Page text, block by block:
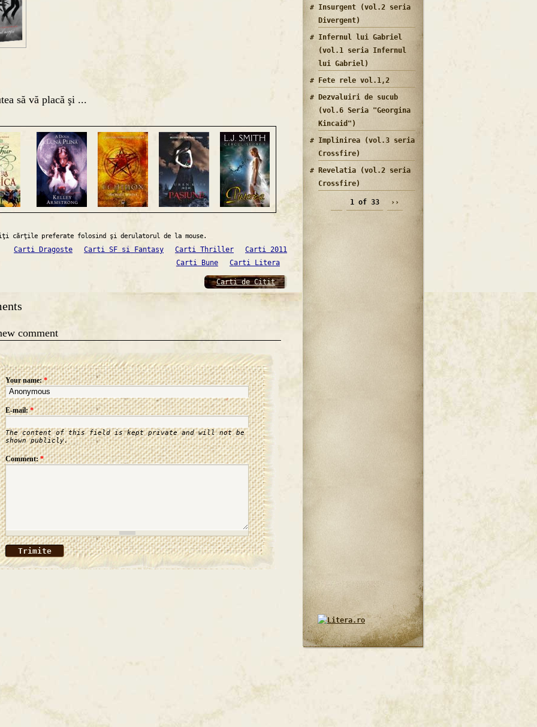
să vă placă şi ...
cărţile preferate folosind şi derulatorul de la mouse.
Carti Dragoste Carti SF si Fantasy Carti Thriller
Carti 2011
Carti Bune
Carti Litera
Carti de Citit
comment
Your name:*
E-mail:*
The content of this field is kept private and will not be
shown publicly.
Comment:*
Insurgent (vol.2 seria
Divergent)
Infernul lui Gabriel
(vol.1 seria Infernul
lui Gabriel)
Fete rele vol.1,2
Dezvaluiri de sucub
(vol.6 Seria "Georgina
Kincaid")
Implinirea (vol.3 seria
Crossfire)
Revelatia (vol.2 seria
Crossfire)
1 of 33 ››